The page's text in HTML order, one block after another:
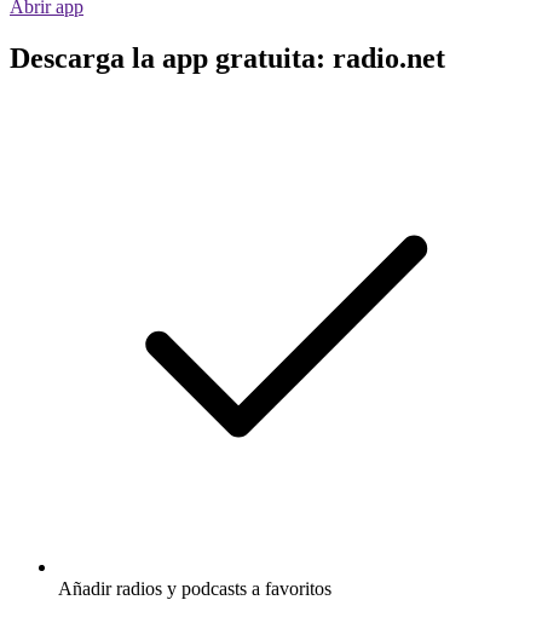
Abrir app
Descarga la app gratuita: radio.net
Añadir radios y podcasts a favoritos